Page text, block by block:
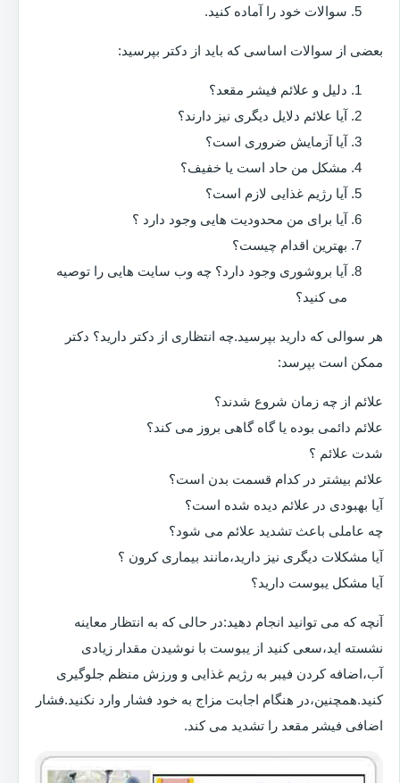
سوالات خود را آماده کنید.
بعضی از سوالات اساسی که باید از دکتر بپرسید:
دلیل و علائم فیشر مقعد؟
آیا علائم دلایل دیگری نیز دارند؟
آیا آزمایش ضروری است؟
مشکل من حاد است یا خفیف؟
آیا رژیم غذایی لازم است؟
آیا برای من محدودیت هایی وجود دارد ؟
بهترین اقدام چیست؟
آیا بروشوری وجود دارد؟ چه وب سایت هایی را توصیه
می کنید؟
هر سوالی که دارید بپرسید.چه انتظاری از دکتر دارید؟ دکتر
ممکن است بپرسد:
علائم از چه زمان شروع شدند؟
علائم دائمی بوده یا گاه گاهی بروز می کند؟
شدت علائم ؟
علائم بیشتر در کدام قسمت بدن است؟
آیا بهبودی در علائم دیده شده است؟
چه عاملی باعث تشدید علائم می شود؟
آیا مشکلات دیگری نیز دارید،مانند بیماری کرون ؟
آیا مشکل یبوست دارید؟
آنچه که می توانید انجام دهید:در حالی که به انتظار معاینه
نشسته اید،سعی کنید از یبوست با نوشیدن مقدار زیادی
آب،اضافه کردن فیبر به رژیم غذایی و ورزش منظم جلوگیری
کنید.همچنین،در هنگام اجابت مزاج به خود فشار وارد نکنید.فشار
اضافی فیشر مقعد را تشدید می کند.